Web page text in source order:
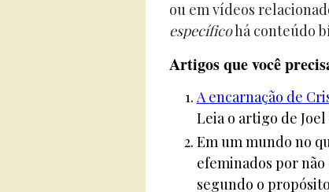
ou em vídeos
específicohá conteúdo
Artigos que você
A encarnação de
Leia o artigo de Joel
Em um mundo no
efeminados por
segundo o